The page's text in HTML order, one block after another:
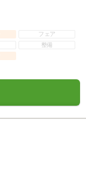
フェア
整備